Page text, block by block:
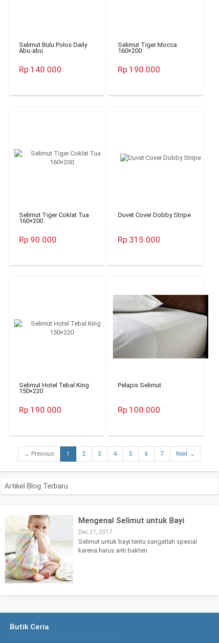
Selimut Bulu Polos Daily
Abu-abu
Rp 140.000
Selimut Tiger Mocca
160×200
Rp 190.000
Selimut Tiger Coklat Tua
160×200
Rp 90.000
Duvet Cover Dobby Stripe
Rp 315.000
Selimut Hotel Tebal King
150×220
Rp 190.000
Pelapis Selimut
Rp 100.000
← Previous 1 2 3 4 5 6 7 Next →
Artikel Blog Terbaru
Mengenal Selimut untuk Bayi
Dec 21, 2017
Selimut untuk bayi tentu sangatlah spesial
karena harus anti bakteri
Butik Ceria